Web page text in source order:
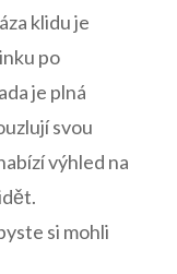
‍klidu je
​po
⁢je plná
svou
výhled na
si⁢ mohli